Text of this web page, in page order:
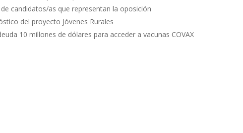
candidatos/as que representan la oposición
del proyecto Jóvenes Rurales
10 millones de dólares para acceder a vacunas COVAX